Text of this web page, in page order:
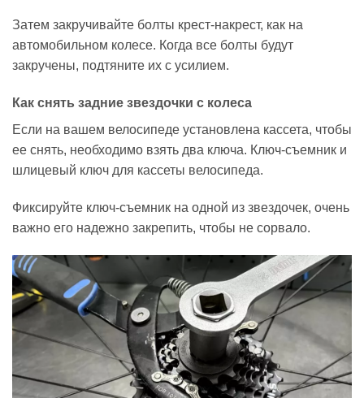
Затем закручивайте болты крест-накрест, как на
автомобильном колесе. Когда все болты будут
закручены, подтяните их с усилием.
Как снять задние звездочки с колеса
Если на вашем велосипеде установлена кассета, чтобы
ее снять, необходимо взять два ключа. Ключ-съемник и
шлицевый ключ для кассеты велосипеда.
Фиксируйте ключ-съемник на одной из звездочек, очень
важно его надежно закрепить, чтобы не сорвало.